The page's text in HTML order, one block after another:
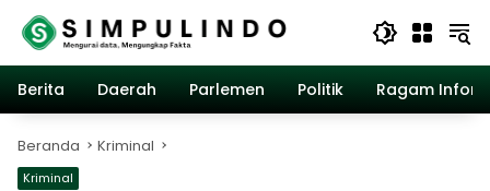
Langsung
konten
Berita
Daerah Parlemen Politik Ragam
Beranda Kriminal
Kriminal